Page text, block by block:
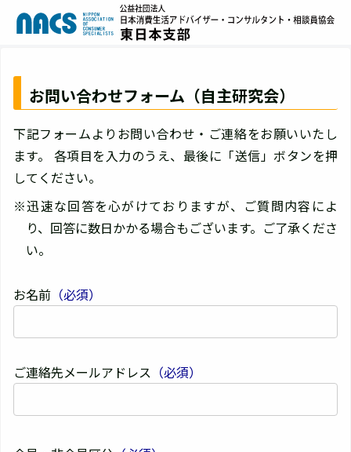
お問い合わせフォーム（自主研究会）
下記フォームよりお問い合わせ・ご連絡をお願いいたし
ます。 各項目を入力のうえ、最後に「送信」ボタンを押
してください。
※迅速な回答を心がけておりますが、ご質問内容によ
り、回答に数日かかる場合もございます。ご了承くださ
い。
お名前 （必須）
ご連絡先メールアドレス （必須）